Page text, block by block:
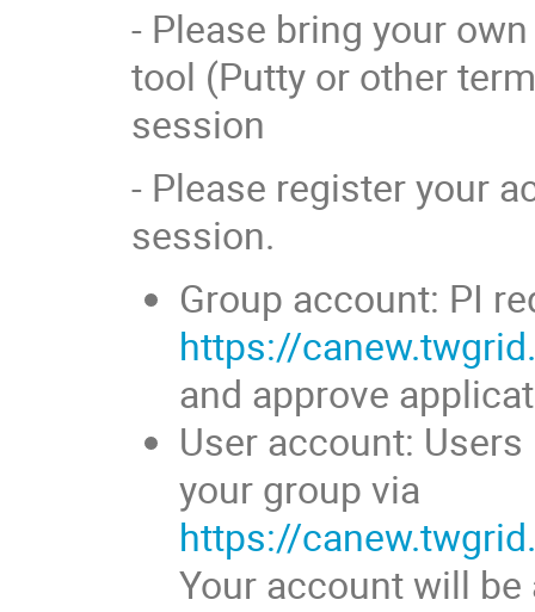
- Please bring your
tool (Putty or other
session
- Please register your
session.
Group account: PI
https://
and approve
User account:
your group via
https://
Your account will